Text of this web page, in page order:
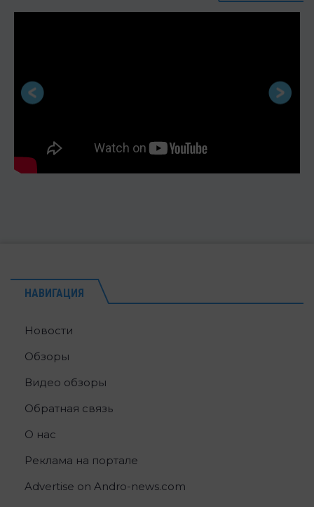
НАВИГАЦИЯ
Новости
Обзоры
Видео обзоры
Обратная связь
О нас
Реклама на портале
Advertise on Andro-news.com